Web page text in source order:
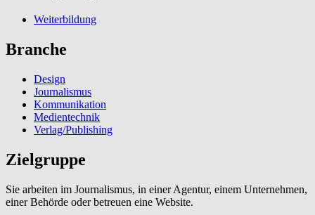
Weiterbildung
Branche
Design
Journalismus
Kommunikation
Medientechnik
Verlag/Publishing
Zielgruppe
Sie arbeiten im Journalismus, in einer Agentur, einem Unternehmen,
einer Behörde oder betreuen eine Website.